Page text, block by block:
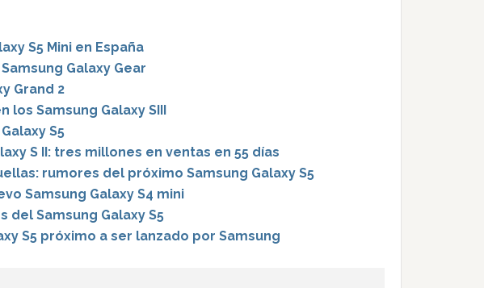
S5 Mini en España
Galaxy Gear
Grand 2
los Samsung Galaxy SIII
S5
S II: tres millones en ventas en 55 días
rumores del próximo Samsung Galaxy S5
Samsung Galaxy S4 mini
del Samsung Galaxy S5
S5 próximo a ser lanzado por Samsung